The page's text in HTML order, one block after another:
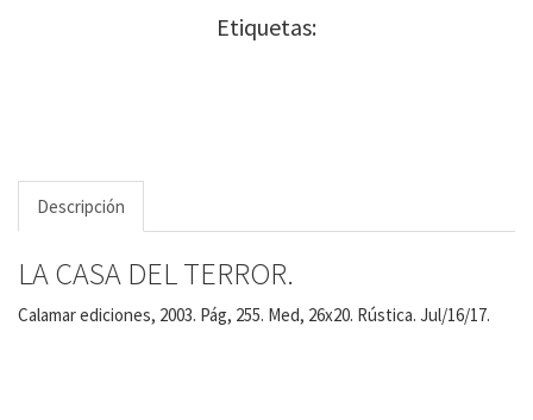
Etiquetas:
Descripción
LA CASA DEL TERROR.
Calamar ediciones, 2003. Pág, 255. Med, 26x20. Rústica. Jul/16/17.